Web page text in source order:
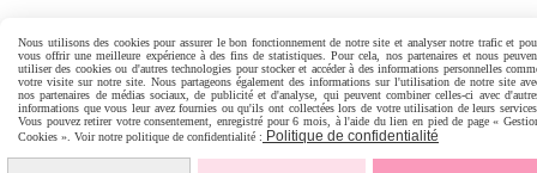
Nous utilisons des cookies pour assurer le bon fonctionnement de notre site et analyser notre trafic et
vous offrir une meilleure expérience à des fins de statistiques. Pour cela, nos partenaires et nous
utiliser des cookies ou d'autres technologies pour stocker et accéder à des informations personnelles
votre visite sur notre site. Nous partageons également des informations sur l'utilisation de notre site
nos partenaires de médias sociaux, de publicité et d'analyse, qui peuvent combiner celles-ci avec
informations que vous leur avez fournies ou qu'ils ont collectées lors de votre utilisation de leurs
Vous pouvez retirer votre consentement, enregistré pour 6 mois, à l'aide du lien en pied de page «
Cookies ». Voir notre politique de confidentialité : Politique de confidentialité